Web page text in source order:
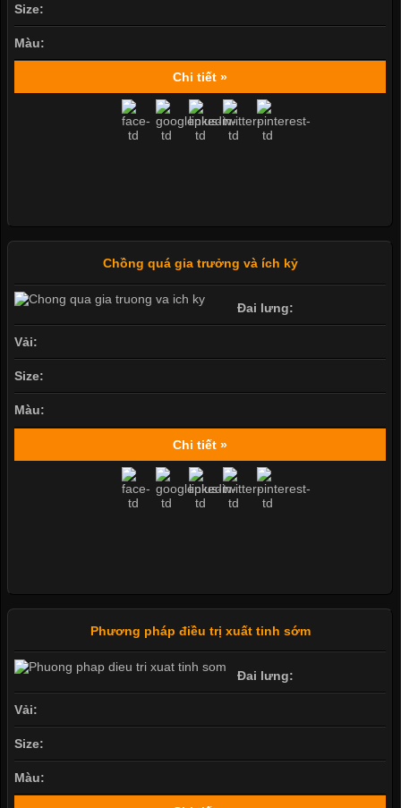
Size:
Màu:
Chi tiết »
Chồng quá gia trưởng và ích kỷ
Đai lưng:
Vải:
Size:
Màu:
Chi tiết »
Phương pháp điều trị xuất tinh sớm
Đai lưng:
Vải:
Size:
Màu: